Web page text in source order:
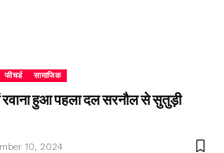
फीचर्ड सामाजिक
रवाना हुआ पहला दल सरनौल से सुतुड़ी
10, 2024